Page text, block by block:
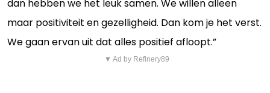
dan hebben we het leuk samen. We willen alleen
maar positiviteit en gezelligheid. Dan kom je het verst.
We gaan ervan uit dat alles positief afloopt.”
▼ Ad by Refinery89